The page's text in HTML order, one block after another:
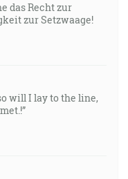
das Recht zur
zur Setzwaage!
will I lay to the line,